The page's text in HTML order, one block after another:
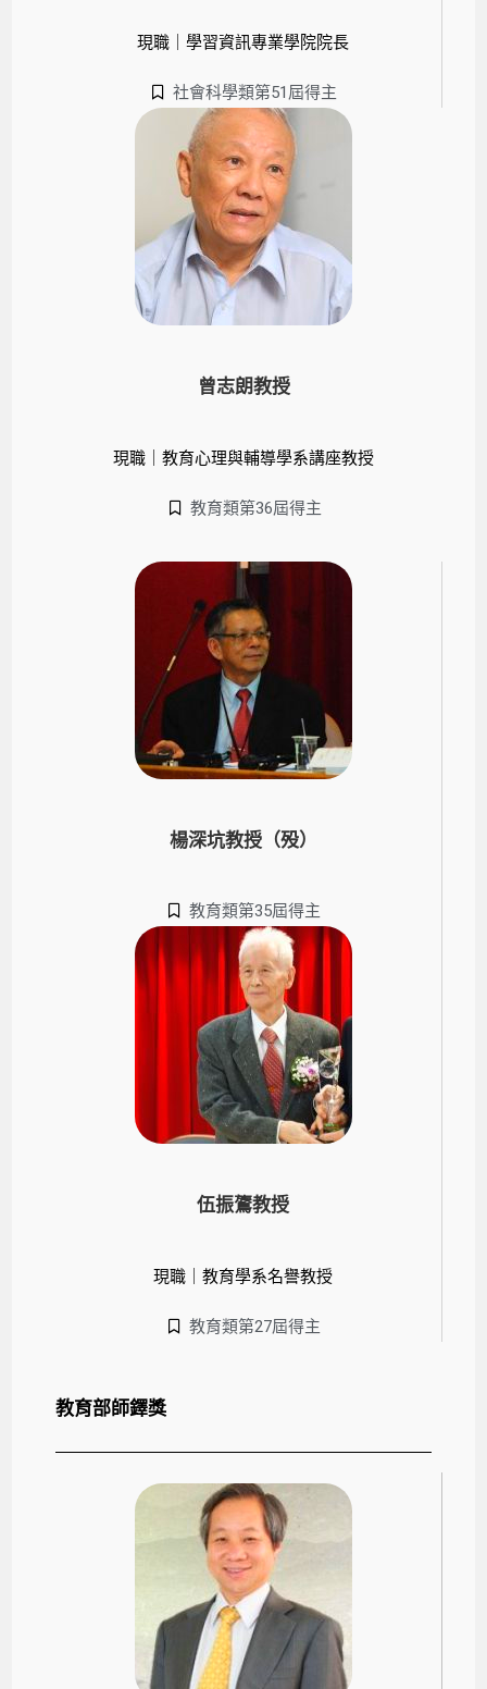
現職｜學習資訊專業學院院長
社會科學類第51屆得主
曾志朗教授
現職｜教育心理與輔導學系講座教授
教育類第36屆得主
楊深坑教授（殁）
教育類第35屆得主
伍振鷟教授
現職｜教育學系名譽教授
教育類第27屆得主
教育部師鐸獎